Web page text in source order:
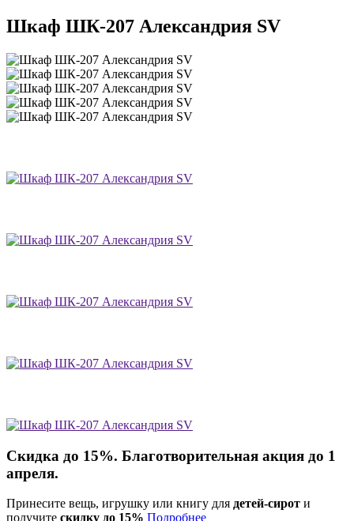
Шкаф ШК-207 Александрия SV
Скидка до 15%. Благотворительная акция до 1
апреля.
Принесите вещь, игрушку или книгу для детей-сирот и
получите скидку до 15% Подробнее